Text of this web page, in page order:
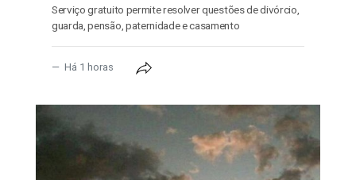
Serviço gratuito permite resolver questões de divórcio,
guarda, pensão, paternidade e casamento
Há 1 horas